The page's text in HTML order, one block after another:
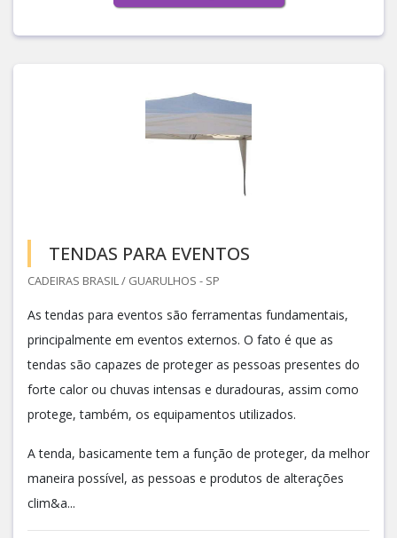
TENDAS PARA EVENTOS
CADEIRAS BRASIL / GUARULHOS - SP
As tendas para eventos são ferramentas fundamentais,
principalmente em eventos externos. O fato é que as
tendas são capazes de proteger as pessoas presentes do
forte calor ou chuvas intensas e duradouras, assim como
protege, também, os equipamentos utilizados.
A tenda, basicamente tem a função de proteger, da melhor
maneira possível, as pessoas e produtos de alterações
clim&a...